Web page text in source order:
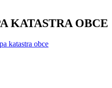
KATASTRA OBCE
katastra obce